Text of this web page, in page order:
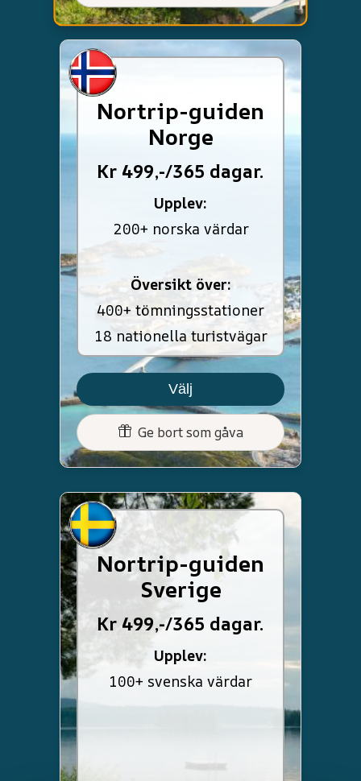
Nortrip-guiden
Norge
Kr 499,-/365 dagar.
Upplev:
200+ norska värdar
Översikt över:
400+ tömningsstationer
18 nationella turistvägar
Välj
Ge bort som gåva
Nortrip-guiden
Sverige
Kr 499,-/365 dagar.
Upplev:
100+ svenska värdar